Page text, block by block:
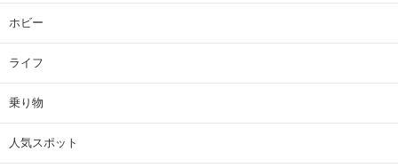
ホビー
ライフ
乗り物
人気スポット